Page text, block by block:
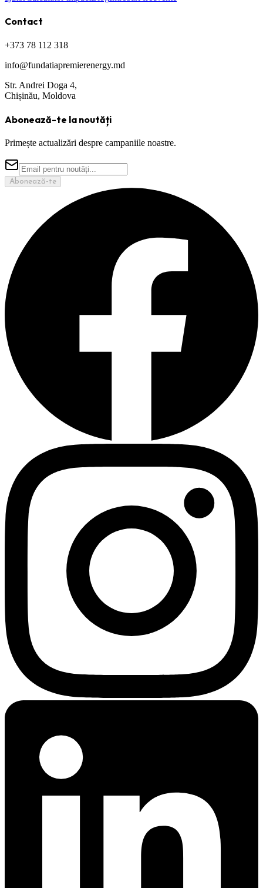
Contact
+373 78 112 318
info@fundatiapremierenergy.md
Str. Andrei Doga 4,
Chișinău, Moldova
Abonează-te la noutăți
Primește actualizări despre campaniile noastre.
Abonează-te